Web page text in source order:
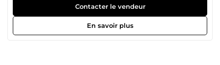
des outils professionnels comme Adobe Photoshop,
Illustrator, InDesign, Premiere Pro, After Effects, Figma,
Canva, Microsoft Word, PowerPoint, Excel, Adobe Acrobat
Pro DC, ainsi que Google Docs et Slides, afin d’assurer des
Contacter le vendeur
En savoir plus